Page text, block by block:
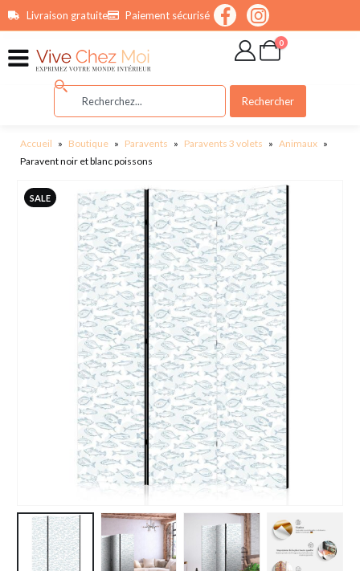
principalLivraison gratuite Paiement sécurisé
0
Rechercher
Accueil » Boutique » Paravents » Paravents 3 volets » Animaux »
Paravent noir et blanc poissons
SALE